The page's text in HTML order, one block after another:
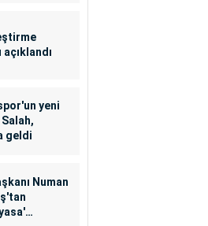
yeni
geldi
Numan